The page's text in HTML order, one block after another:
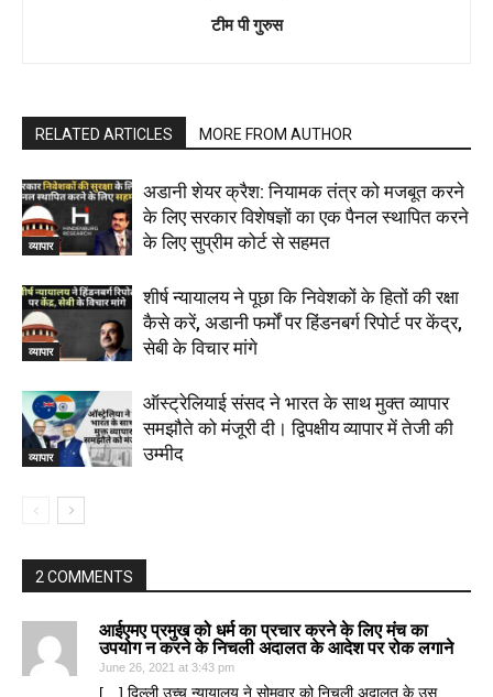
टीम पी गुरुस
RELATED ARTICLES MORE FROM AUTHOR
व्यापार
अडानी शेयर क्रैश: नियामक तंत्र को मजबूत करने
के लिए सरकार विशेषज्ञों का एक पैनल स्थापित करने
के लिए सुप्रीम कोर्ट से सहमत
व्यापार
शीर्ष न्यायालय ने पूछा कि निवेशकों के हितों की रक्षा
कैसे करें, अडानी फर्मों पर हिंडनबर्ग रिपोर्ट पर केंद्र,
सेबी के विचार मांगे
व्यापार
ऑस्ट्रेलियाई संसद ने भारत के साथ मुक्त व्यापार
समझौते को मंजूरी दी। द्विपक्षीय व्यापार में तेजी की
उम्मीद
2 COMMENTS
आईएमए प्रमुख को धर्म का प्रचार करने के लिए मंच का
उपयोग न करने के निचली अदालत के आदेश पर रोक लगाने
June 26, 2021 at 3:43 pm
[…] दिल्ली उच्च न्यायालय ने सोमवार को निचली अदालत के उस